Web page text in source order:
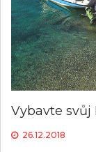
Vybavte svůj
26.12.2018